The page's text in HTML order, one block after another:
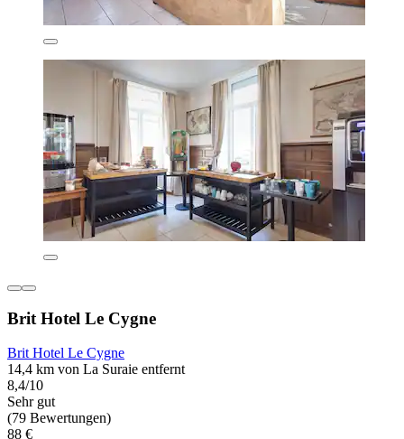
Brit Hotel Le Cygne
Brit Hotel Le Cygne
14,4 km von La Suraie entfernt
8,4/10
Sehr gut
(79 Bewertungen)
88 €